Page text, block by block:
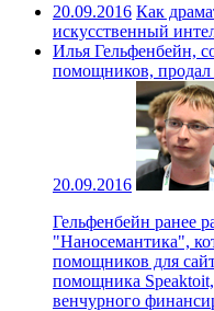
20.09.2016 Как
искусственный
Илья Гельфенбейн,
помощников, продал
20.09.2016
Гельфенбейн ранее
"Наносемантика",
помощников для
помощника
венчурного